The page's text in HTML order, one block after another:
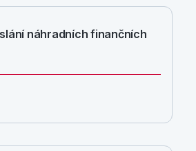
náhradních finančních